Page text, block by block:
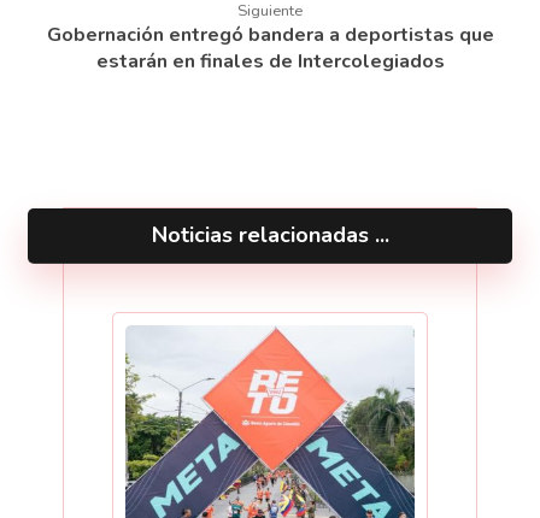
Siguiente
Gobernación entregó bandera a deportistas que
estarán en finales de Intercolegiados
Noticias relacionadas ...